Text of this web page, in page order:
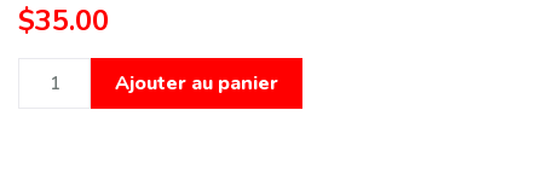
$35.00
Ajouter au panier